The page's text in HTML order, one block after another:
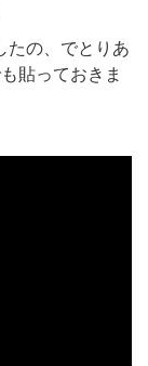
たの、でとりあ
貼っておきま